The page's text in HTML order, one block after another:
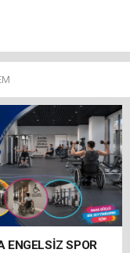
ENGELSİZ SPOR